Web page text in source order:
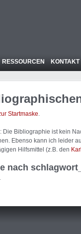
RESSOURCEN KONTAKT
Startmaske.
Die Bibliographie ist kein
Ebenso kann ich leider
Hilfsmittel (z.B. den
nach